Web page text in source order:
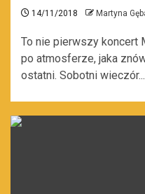
14/11/2018 Martyna
To nie pierwszy koncert
po atmosferze, jaka
ostatni. Sobotni wieczór...